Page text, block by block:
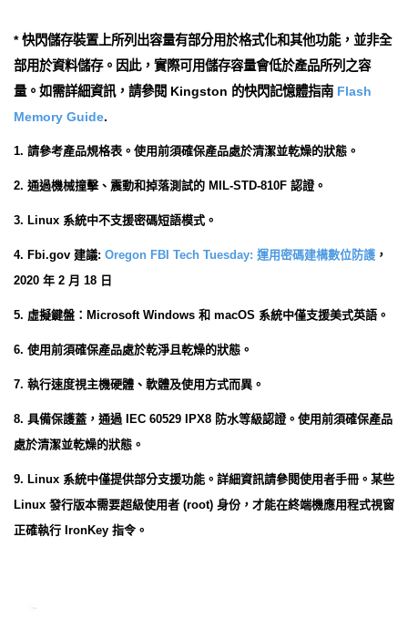
* 快閃儲存裝置上所列出容量有部分用於格式化和其他功能，並非全
部用於資料儲存。因此，實際可用儲存容量會低於產品所列之容
量。如需詳細資訊，請參閱 Kingston 的快閃記憶體指南 Flash
Memory Guide.
1. 請參考產品規格表。使用前須確保產品處於清潔並乾燥的狀態。
2. 通過機械撞擊、震動和掉落測試的 MIL-STD-810F 認證。
3. Linux 系統中不支援密碼短語模式。
4. Fbi.gov 建議: Oregon FBI Tech Tuesday: 運用密碼建構數位防護 ，
2020 年 2 月 18 日
5. 虛擬鍵盤：Microsoft Windows 和 macOS 系統中僅支援美式英語。
6. 使用前須確保產品處於乾淨且乾燥的狀態。
7. 執行速度視主機硬體、軟體及使用方式而異。
8. 具備保護蓋，通過 IEC 60529 IPX8 防水等級認證。使用前須確保產品
處於清潔並乾燥的狀態。
9. Linux 系統中僅提供部分支援功能。詳細資訊請參閱使用者手冊。某些
Linux 發行版本需要超級使用者 (root) 身份，才能在終端機應用程式視窗
正確執行 IronKey 指令。